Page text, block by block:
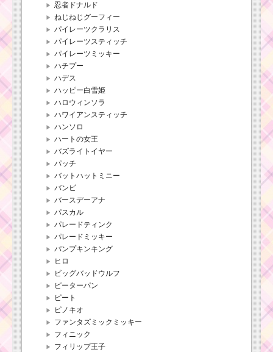
忍者ドナルド
ねじねじグーフィー
パイレーツクラリス
パイレーツスティッチ
パイレーツミッキー
ハチプー
ハデス
ハッピー白雪姫
ハロウィンソラ
ハワイアンスティッチ
ハンソロ
ハートの女王
バズライトイヤー
パッチ
バットハットミニー
バンビ
バースデーアナ
パスカル
パレードティンク
パレードミッキー
パンプキンキング
ヒロ
ビッグバッドウルフ
ピーターパン
ピート
ピノキオ
ファンタズミックミッキー
フィニック
フィリップ王子